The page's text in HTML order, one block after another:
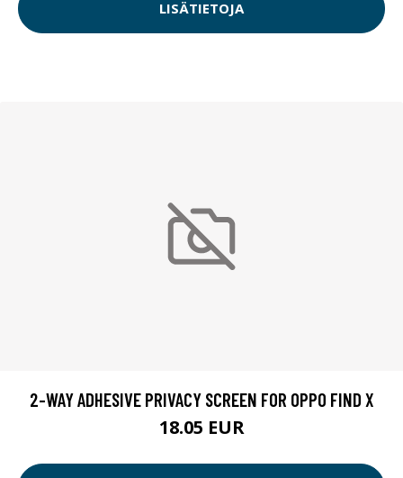
LISÄTIETOJA
2-WAY ADHESIVE PRIVACY SCREEN FOR OPPO FIND X
18.05 EUR